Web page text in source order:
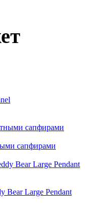
цветными сапфирами
Bear Large Pendant